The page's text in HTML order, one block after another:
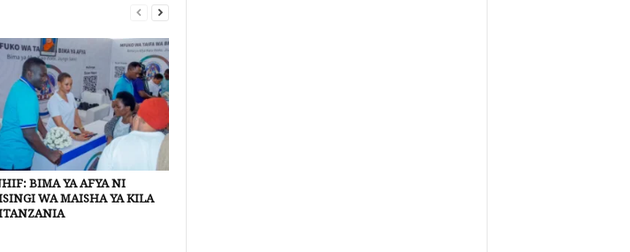
BIMA YA AFYA NI
WA MAISHA YA KILA